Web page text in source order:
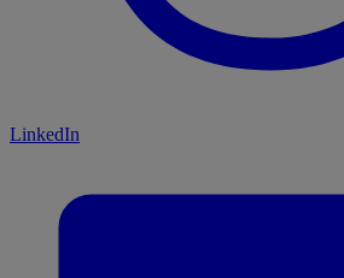
LinkedIn